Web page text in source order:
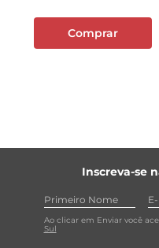
Comprar
Inscreva-se
Ao clicar em Enviar você
Sul